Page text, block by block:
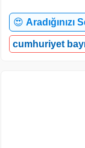
😍 Aradığınızı
cumhuriyet